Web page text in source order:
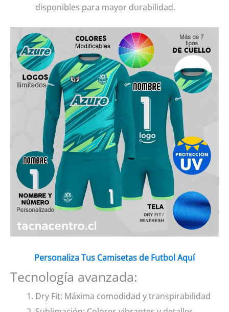
disponibles para mayor durabilidad.
Personaliza Tus Camisetas de Futbol Aquí
Tecnología avanzada:
Dry Fit: Máxima comodidad y transpirabilidad